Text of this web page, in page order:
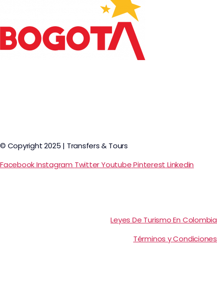
© Copyright 2025 | Transfers & Tours
FacebookInstagram TwitterYoutubePinterest Linkedin
Leyes De Turismo En Colombia
Términos y Condiciones